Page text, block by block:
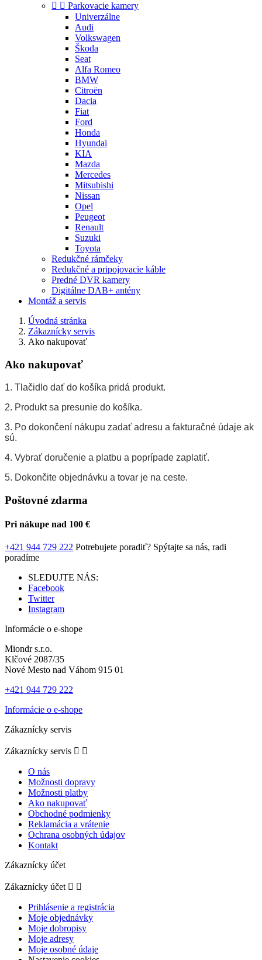
  Parkovacie kamery
Univerzálne
Audi
Volkswagen
Škoda
Seat
Alfa Romeo
BMW
Citroën
Dacia
Fiat
Ford
Honda
Hyundai
KIA
Mazda
Mercedes
Mitsubishi
Nissan
Opel
Peugeot
Renault
Suzuki
Toyota
Redukčné rámčeky
Redukčné a pripojovacie káble
Predné DVR kamery
Digitálne DAB+ antény
Montáž a servis
Úvodná stránka
Zákaznícky servis
Ako nakupovať
Ako nakupovať
1. Tlačidlo dať do košíka pridá produkt.
2. Produkt sa presunie do košíka.
3. Po dokončení nákupu zadať adresu a fakturačné údaje ak
sú.
4. Vybrať doručenie a platbu a poprípade zaplatiť.
5. Dokončite objednávku a tovar je na ceste.
Poštovné zdarma
Pri nákupe nad 100 €
+421 944 729 222 Potrebujete poradiť? Spýtajte sa nás, radi
poradíme
SLEDUJTE NÁS:
Facebook
Twitter
Instagram
Informácie o e-shope
Miondr s.r.o.
Klčové 2087/35
Nové Mesto nad Váhom 915 01
+421 944 729 222
Informácie o e-shope
Zákaznícky servis
Zákaznícky servis  
O nás
Možnosti dopravy
Možnosti platby
Ako nakupovať
Obchodné podmienky
Reklamácia a vrátenie
Ochrana osobných údajov
Kontakt
Zákaznícky účet
Zákaznícky účet  
Prihlásenie a registrácia
Moje objednávky
Moje dobropisy
Moje adresy
Moje osobné údaje